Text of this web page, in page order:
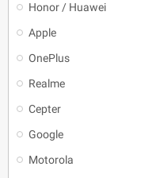
Honor / Huawei
Apple
OnePlus
Realme
Cepter
Google
Motorola